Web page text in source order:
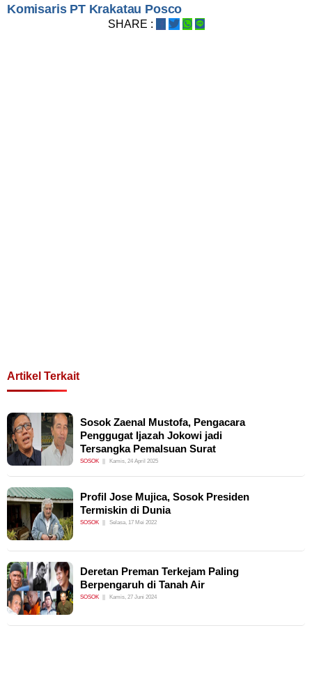
Komisaris PT Krakatau Posco
SHARE :
Artikel Terkait
Sosok Zaenal Mustofa, Pengacara
Penggugat Ijazah Jokowi jadi
Tersangka Pemalsuan Surat
SOSOK Kamis, 24 April 2025
Profil Jose Mujica, Sosok Presiden
Termiskin di Dunia
SOSOK Selasa, 17 Mei 2022
Deretan Preman Terkejam Paling
Berpengaruh di Tanah Air
SOSOK Kamis, 27 Juni 2024